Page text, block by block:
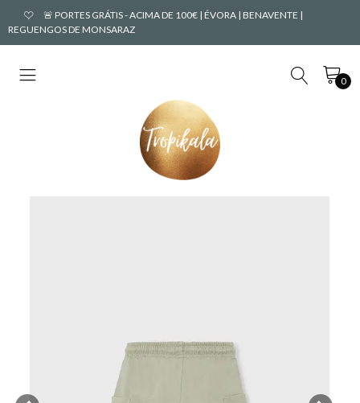
🚨 PORTES GRÁTIS - ACIMA DE 100€ | ÉVORA | BENAVENTE |
REGUENGOS DE MONSARAZ
0